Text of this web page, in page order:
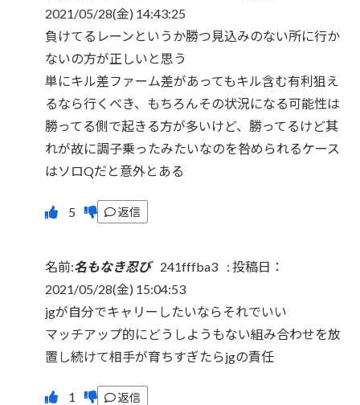
2021/05/28(金) 14:43:25
負けてるレーンというか勝つ見込みのない所に行か
ないの方が正しいと思う
単にキル差ファーム差があってもキル含む有利狙え
るなら行くべき、もちろんその状況になる可能性は
勝ってる側で起きる方が多いけど、勝ってるけど其
れが故に調子乗ったみたいなのを咎められるケース
はソロQだと意外とある
返信
名前:名もなき忍び 241fffba3 : 投稿日：
2021/05/28(金) 15:04:53
jgが自分でキャリーしたいならそれでいい
マッチアップ的にどうしようもない組み合わせを放
置し続けて相手が育ちすぎたらjgの責任
返信